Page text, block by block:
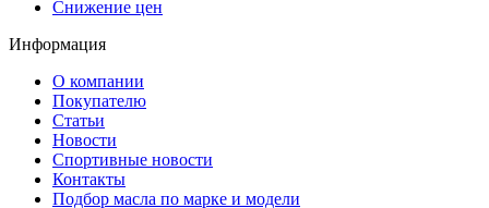
Снижение цен
Информация
О компании
Покупателю
Статьи
Новости
Спортивные новости
Контакты
Подбор масла по марке и модели